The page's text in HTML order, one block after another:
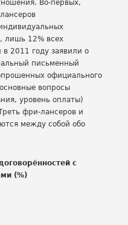
Во-первых,
лишь 12% всех
2011 году заявили о
письменный
официального
вопросы
уровень оплаты)
фри-лансеров и
между собой обо
с
(%)